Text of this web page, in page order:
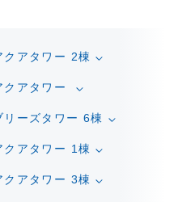
クアタワー 2棟
アタワー
ーズタワー 6棟
クアタワー 1棟
クアタワー 3棟